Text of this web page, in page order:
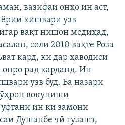
вазифаи онҳо ин аст,
ёрии кишвари узв
вақт нишон медиҳад,
соли 2010 вақте Роза
кард, ки дар ҳаводиси
онро рад карданд. Ин
узв буд. Ба назари
вокуниши
ин ки замони
Душанбе чӣ гузашт,